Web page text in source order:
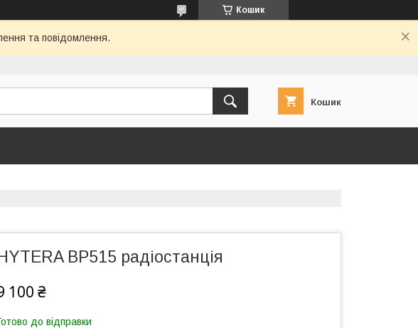
Кошик
та повідомлення.
Кошик
BP515 радіостанція
100 ₴
до відправки